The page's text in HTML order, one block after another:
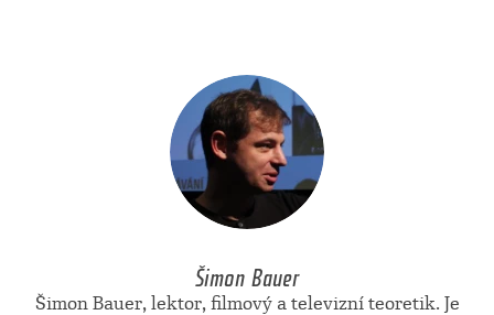
Šimon Bauer
Šimon Bauer, lektor, filmový a televizní teoretik. Je